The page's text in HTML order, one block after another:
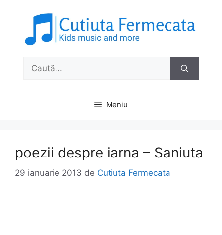
Caută
Meniu
poezii despre iarna – Saniuta
29 ianuarie 2013 de Cutiuta Fermecata